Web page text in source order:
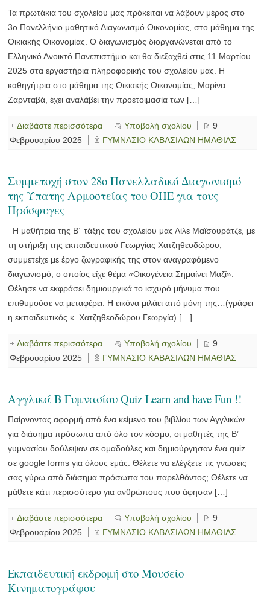
Τα πρωτάκια του σχολείου μας πρόκειται να λάβουν μέρος στο
3ο Πανελλήνιο μαθητικό Διαγωνισμό Οικονομίας, στο μάθημα της
Οικιακής Οικονομίας. Ο διαγωνισμός διοργανώνεται από το
Ελληνικό Ανοικτό Πανεπιστήμιο και θα διεξαχθεί στις 11 Μαρτίου
2025 στα εργαστήρια πληροφορικής του σχολείου μας. Η
καθηγήτρια στο μάθημα της Οικιακής Οικονομίας, Μαρίνα
Ζαρνταβά, έχει αναλάβει την προετοιμασία των […]
Διαβάστε περισσότερα Υποβολή σχολίου
9
Φεβρουαρίου 2025
ΓΥΜΝΑΣΙΟ ΚΑΒΑΣΙΛΩΝ ΗΜΑΘΙΑΣ
Συμμετοχή στον 28o Πανελλαδικό Διαγωνισμό
της Ύπατης Αρμοστείας του ΟΗΕ για τους
Πρόσφυγες
Η μαθήτρια της Β΄ τάξης του σχολείου μας Λίλε Μαϊσουράτζε, με
τη στήριξη της εκπαιδευτικού Γεωργίας Χατζηθεοδώρου,
συμμετείχε με έργο ζωγραφικής της στον αναγραφόμενο
διαγωνισμό, ο οποίος είχε θέμα «Οικογένεια Σημαίνει Μαζί».
Θέλησε να εκφράσει δημιουργικά το ισχυρό μήνυμα που
επιθυμούσε να μεταφέρει. Η εικόνα μιλάει από μόνη της…(γράφει
η εκπαιδευτικός κ. Χατζηθεοδώρου Γεωργία) […]
Διαβάστε περισσότερα Υποβολή σχολίου
9
Φεβρουαρίου 2025
ΓΥΜΝΑΣΙΟ ΚΑΒΑΣΙΛΩΝ ΗΜΑΘΙΑΣ
Αγγλικά Β Γυμνασίου Quiz Learn and have Fun !!
Παίρνοντας αφορμή από ένα κείμενο του βιβλίου των Αγγλικών
για διάσημα πρόσωπα από όλο τον κόσμο, οι μαθητές της Β’
γυμνασίου δούλεψαν σε ομαδούλες και δημιούργησαν ένα quiz
σε google forms για όλους εμάς. Θέλετε να ελέγξετε τις γνώσεις
σας γύρω από διάσημα πρόσωπα του παρελθόντος; Θέλετε να
μάθετε κάτι περισσότερο για ανθρώπους που άφησαν […]
Διαβάστε περισσότερα Υποβολή σχολίου
9
Φεβρουαρίου 2025
ΓΥΜΝΑΣΙΟ ΚΑΒΑΣΙΛΩΝ ΗΜΑΘΙΑΣ
Εκπαιδευτική εκδρομή στο Μουσείο
Κινηματογράφου